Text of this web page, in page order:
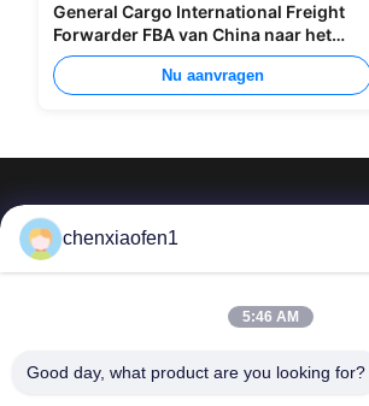
General Cargo International Freight
Forwarder FBA van China naar het
Verenigd Koninkrijk Italië Portugal
Nu aanvragen
Van de de Zijdeweg van Peking
chenxiaofen1
5:46 AM
Good day, what product are you looking for?